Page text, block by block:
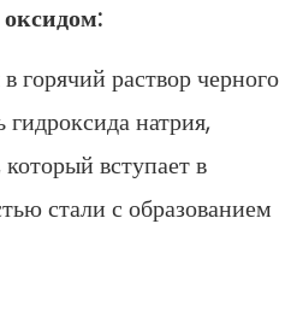
горячий раствор черного
натрия,
вступает в
стали с образованием